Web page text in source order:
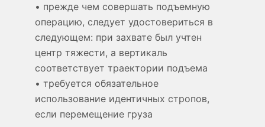
• прежде чем совершать подъемную
операцию, следует удостовериться в
следующем: при захвате был учтен
центр тяжести, а вертикаль
соответствует траектории подъема
• требуется обязательное
использование идентичных стропов,
если перемещение груза